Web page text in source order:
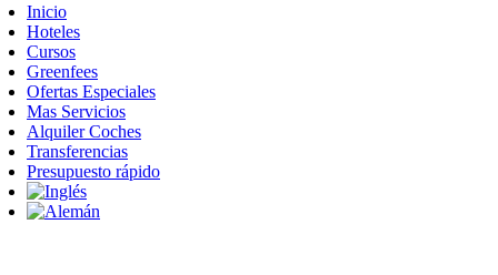
Inicio
Hoteles
Cursos
Greenfees
Ofertas Especiales
Mas Servicios
Alquiler Coches
Transferencias
Presupuesto rápido